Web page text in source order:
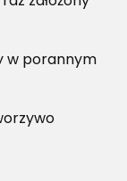
w porannym